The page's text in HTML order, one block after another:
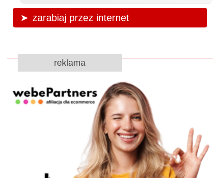
zarabiaj przez internet
reklama